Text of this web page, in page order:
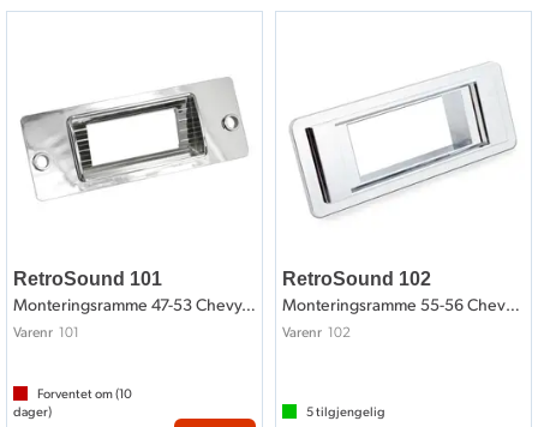
RetroSound 101
Monteringsramme 47-53 Chevy/GM style
Varenr 101
Forventet om (10
dager)
RetroSound 102
Monteringsramme 55-56 Chevy style
Varenr 102
5tilgjengelig